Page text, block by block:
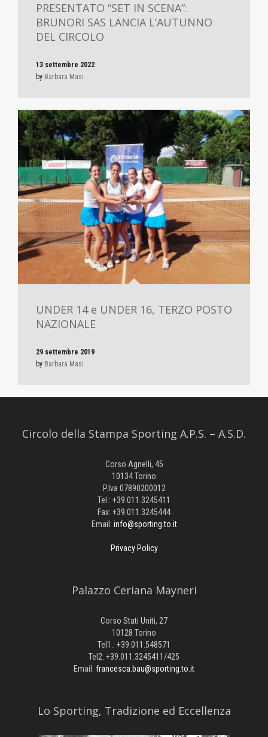
PRESENTATO “SET IN SCENA”:
BRUNORI SAS LANCIA L’AUTUNNO
DEL CIRCOLO
13 settembre 2022
by Barbara Masi
UNDER 14 e UNDER 16, TERZO POSTO
NAZIONALE
29 settembre 2019
by Barbara Masi
Circolo della Stampa Sporting A.P.S. – A.S.D.
Corso Agnelli, 45
10134 Torino
P.Iva 07890200012
Tel.: +39.011.3245411
Fax: +39.011.3245444
Email: info@sporting.to.it
Privacy Policy
Palazzo Ceriana Mayneri
Corso Stati Uniti, 27
10128 Torino
Tel1.: +39.011.548571
Tel2: +39.011.3245411/425
Email: francesca.bau@sporting.to.it
​Lo Sporting, Tradizione ed Eccellenza